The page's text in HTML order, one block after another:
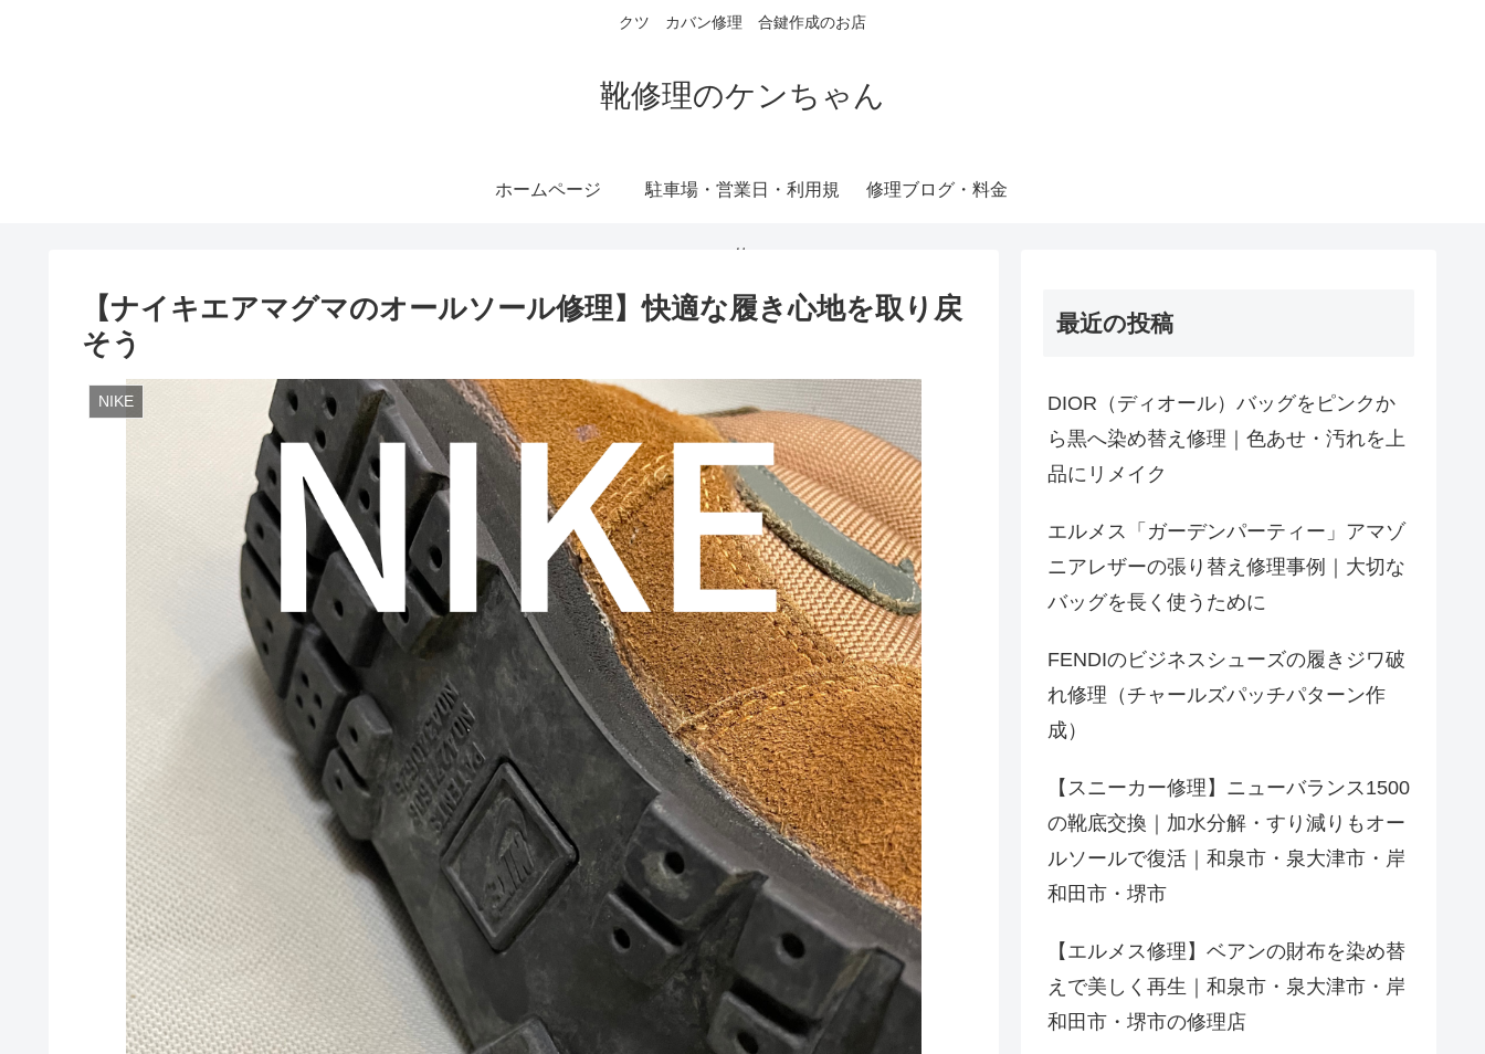
クツ カバン修理 合鍵作成のお店
靴修理のケンちゃん
ホームページ 駐車場・営業日・利用規
約
修理ブログ・料金
【ナイキエアマグマのオールソール修理】快適な履き心地を取り戻
そう
NIKE
最近の投稿
DIOR（ディオール）バッグをピンクか
ら黒へ染め替え修理｜色あせ・汚れを上
品にリメイク
エルメス「ガーデンパーティー」アマゾ
ニアレザーの張り替え修理事例｜大切な
バッグを長く使うために
FENDIのビジネスシューズの履きジワ破
れ修理（チャールズパッチパターン作
成）
【スニーカー修理】ニューバランス1500
の靴底交換｜加水分解・すり減りもオー
ルソールで復活｜和泉市・泉大津市・岸
和田市・堺市
【エルメス修理】ベアンの財布を染め替
えで美しく再生｜和泉市・泉大津市・岸
和田市・堺市の修理店